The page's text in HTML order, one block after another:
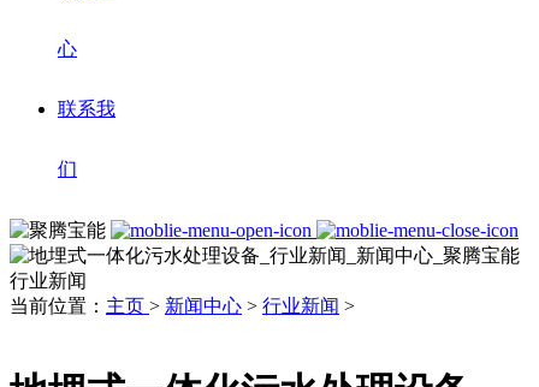
心
联系我
们
行业新闻
当前位置： 主页 > 新闻中心 > 行业新闻 >